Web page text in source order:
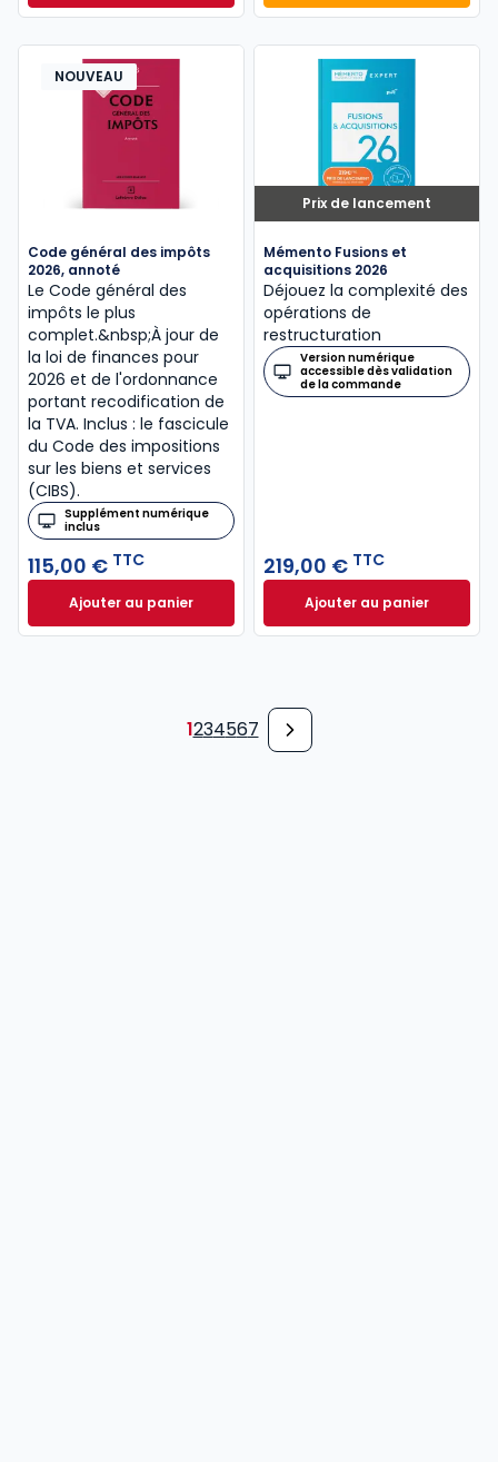
NOUVEAU
Code général des impôts
2026, annoté
Le Code général des
impôts le plus
complet.&nbsp;À jour de
la loi de finances pour
2026 et de l'ordonnance
portant recodification de
la TVA. Inclus : le fascicule
du Code des impositions
sur les biens et services
(CIBS).
Supplément numérique
inclus
115,00 € TTC
Ajouter au panierCode général des impôts 2026, annoté à 115,00 €
Prix de lancement
Mémento Fusions et
acquisitions 2026
Déjouez la complexité des
opérations de
restructuration
Version numérique
accessible dès validation
de la commande
219,00 € TTC
Ajouter au panierMémento Fusions
1234567